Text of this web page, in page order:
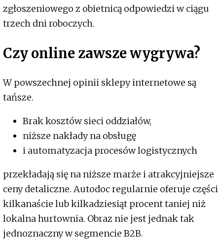
zgłoszeniowego z obietnicą odpowiedzi w ciągu
trzech dni roboczych.
Czy online zawsze wygrywa?
W powszechnej opinii sklepy internetowe są
tańsze.
Brak kosztów sieci oddziałów,
niższe nakłady na obsługę
i automatyzacja procesów logistycznych
przekładają się na niższe marże i atrakcyjniejsze
ceny detaliczne. Autodoc regularnie oferuje części
kilkanaście lub kilkadziesiąt procent taniej niż
lokalna hurtownia. Obraz nie jest jednak tak
jednoznaczny w segmencie B2B.